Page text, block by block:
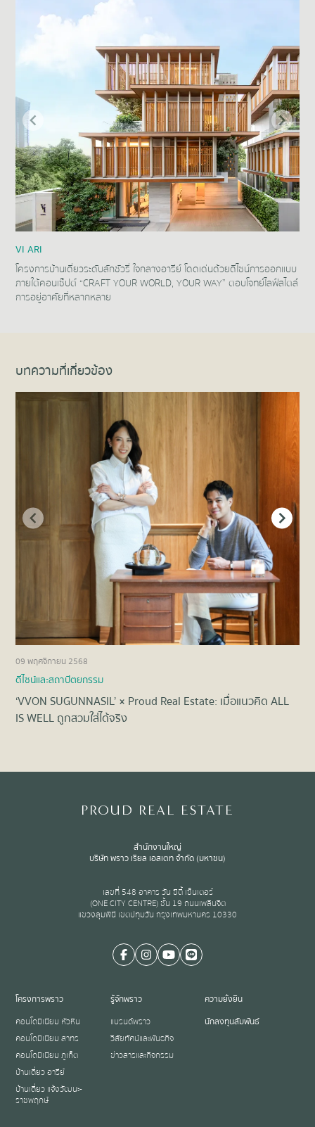
VI ARI
โครงการบ้านเดี่ยวระดับลักชัวรี่ ใจกลางอารีย์ โดดเด่นด้วยดีไซน์การออกแบบ
ภายใต้คอนเซ็ปต์ “CRAFT YOUR WORLD, YOUR WAY” ตอบโจทย์ไลฟ์สไตล์
การอยู่อาศัยที่หลากหลาย
บทความที่เกี่ยวข้อง
09 พฤศจิกายน 2568
ดีไซน์และสถาปัตยกรรม
‘VVON SUGUNNASIL’ × Proud Real Estate: เมื่อแนวคิด ALL
IS WELL ถูกสวมใส่ได้จริง
1
PROUD REAL ESTATE
สำนักงานใหญ่
บริษัท พราว เรียล เอสเตท จำกัด (มหาชน)
เลขที่ 548 อาคาร วัน ซิตี้ เซ็นเตอร์
(ONE CITY CENTRE) ชั้น 19 ถนนเพลินจิต
แขวงลุมพินี เขตปทุมวัน กรุงเทพมหานคร 10330
โครงการพราว
คอนโดมิเนียม หัวหิน
คอนโดมิเนียม สาทร
คอนโดมิเนียม ภูเก็ต
บ้านเดี่ยว อารีย์
บ้านเดี่ยว แจ้งวัฒนะ-
ราชพฤกษ์
รู้จักพราว
แบรนด์พราว
วิสัยทัศน์และพันธกิจ
ข่าวสารและกิจกรรม
ความยั่งยืน
นักลงทุนสัมพันธ์